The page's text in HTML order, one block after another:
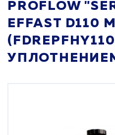
PROFLOW
EFFAST D110
УПЛОТНЕНИЕМ